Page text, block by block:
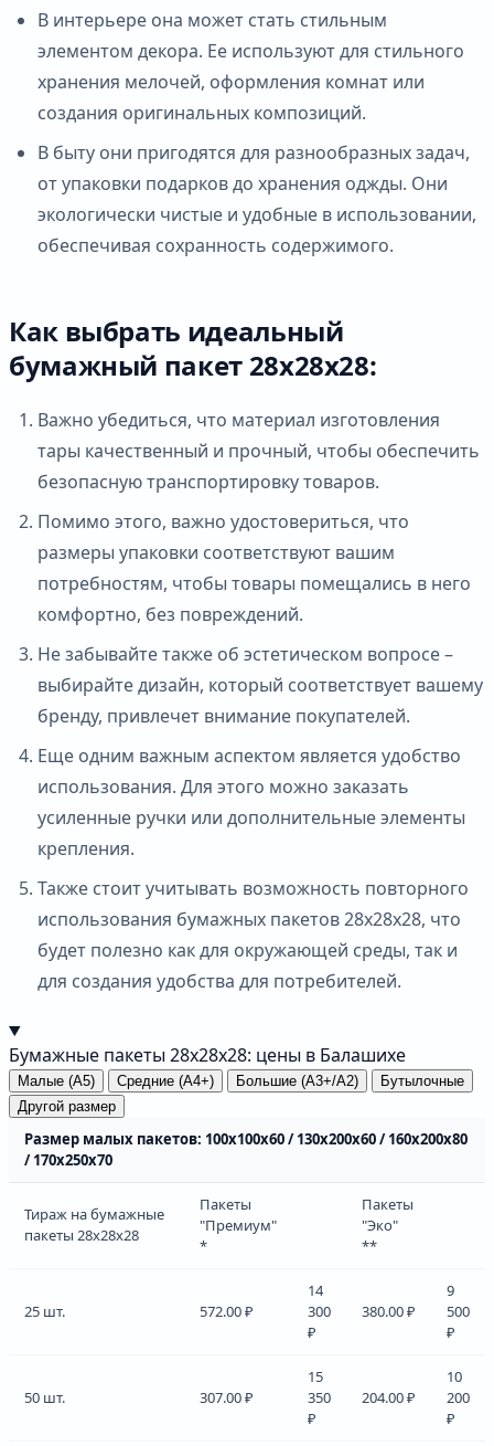
В интерьере она может стать стильным
элементом декора. Ее используют для стильного
хранения мелочей, оформления комнат или
создания оригинальных композиций.
В быту они пригодятся для разнообразных задач,
от упаковки подарков до хранения оджды. Они
экологически чистые и удобные в использовании,
обеспечивая сохранность содержимого.
Как выбрать идеальный
бумажный пакет 28х28х28:
Важно убедиться, что материал изготовления
тары качественный и прочный, чтобы обеспечить
безопасную транспортировку товаров.
Помимо этого, важно удостовериться, что
размеры упаковки соответствуют вашим
потребностям, чтобы товары помещались в него
комфортно, без повреждений.
Не забывайте также об эстетическом вопросе –
выбирайте дизайн, который соответствует вашему
бренду, привлечет внимание покупателей.
Еще одним важным аспектом является удобство
использования. Для этого можно заказать
усиленные ручки или дополнительные элементы
крепления.
Также стоит учитывать возможность повторного
использования бумажных пакетов 28х28х28, что
будет полезно как для окружающей среды, так и
для создания удобства для потребителей.
Бумажные пакеты 28х28х28: цены в Балашихе
Малые (А5) Средние (А4+) Большие (А3+/А2)
Бутылочные
Другой размер
Размер малых пакетов: 100х100х60 / 130х200х60 / 160х200х80
/ 170х250х70
Тираж на бумажные
пакеты 28х28х28
Пакеты
"Премиум"
*
Пакеты
"Эко"
**
25 шт. 572.00 ₽
14
300
₽
380.00 ₽
9
500
₽
50 шт. 307.00 ₽
15
350
₽
204.00 ₽
10
200
₽